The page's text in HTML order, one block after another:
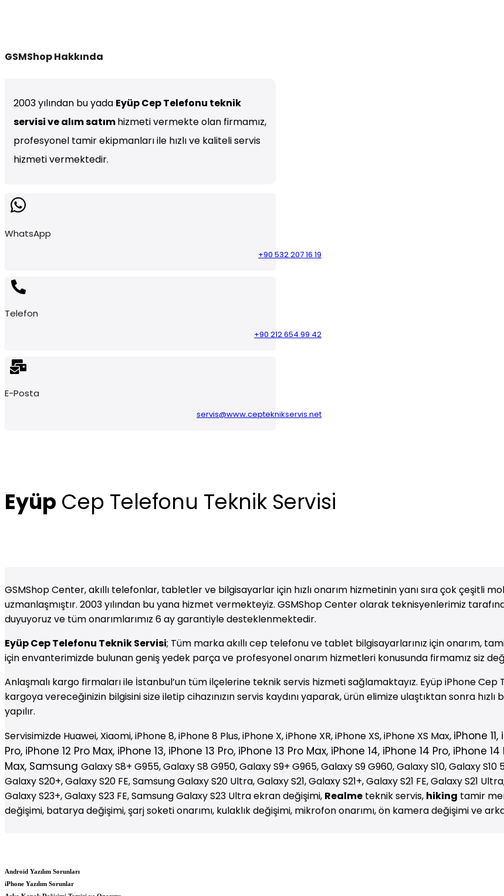
GSMShop Hakkında
2003 yılından bu yada Eyüp Cep Telefonu teknik
servisi ve alım satımhizmeti vermekte olan firmamız,
profesyonel tamir ekipmanları ile hızlı ve kaliteli servis
hizmeti vermektedir.
WhatsApp
+90 532 207 16 19
Telefon
+90 212 654 99 42
E-Posta
servis@www.cepteknikservis.net
Eyüp Cep Telefonu Teknik Servisi
GSMShop Center, akıllı telefonlar, tabletler ve bilgisayarlar için hızlı onarım hizmetinin yanı sıra çok çeşitli
uzmanlaşmıştır. 2003 yılından bu yana hizmet vermekteyiz. GSMShop Center olarak teknisyenlerimiz
duyuyoruz ve tüm onarımlarımız 6 ay garantiyle desteklenmektedir.
EyüpCep Telefonu Teknik Servisi; Tüm marka akıllı cep telefonu ve tablet bilgisayarlarınız için onarım,
için envanterimizde bulunan geniş yedek parça ve profesyonel onarım hizmetleri konusunda firmamız siz
Anlaşmalı kargo firmaları ile İstanbul’un tüm ilçelerine teknik servis hizmeti sağlamaktayız. Eyüp iPhone Cep
kargoya vereceğinizin bilgisini size iletip cihazınızın servis kaydını yaparak, ürün elimize ulaştıktan sonra
yapılır.
Servisimizde Huawei, Xiaomi, iPhone 8, iPhone 8 Plus, iPhone X, iPhone XR, iPhone XS, iPhone XS Max, iPhone 11,
Pro, iPhone 12 Pro Max, iPhone 13, iPhone 13 Pro, iPhone 13 Pro Max, iPhone 14, iPhone 14 Pro, iPhone 14
Max, Samsung Galaxy S8+ G955, Galaxy S8 G950, Galaxy S9+ G965, Galaxy S9 G960, Galaxy S10, Galaxy S10
Galaxy S20+, Galaxy S20 FE, Samsung Galaxy S20 Ultra, Galaxy S21, Galaxy S21+, Galaxy S21 FE, Galaxy S21
Galaxy S23+, Galaxy S23 FE, Samsung Galaxy S23 Ultra ekran değişimi, Realme teknik servis, hiking tamir
değişimi, batarya değişimi, şarj soketi onarımı, kulaklık değişimi, mikrofon onarımı, ön kamera değişimi ve
Android Yazılım Sorunları
iPhone Yazılım Sorunlar